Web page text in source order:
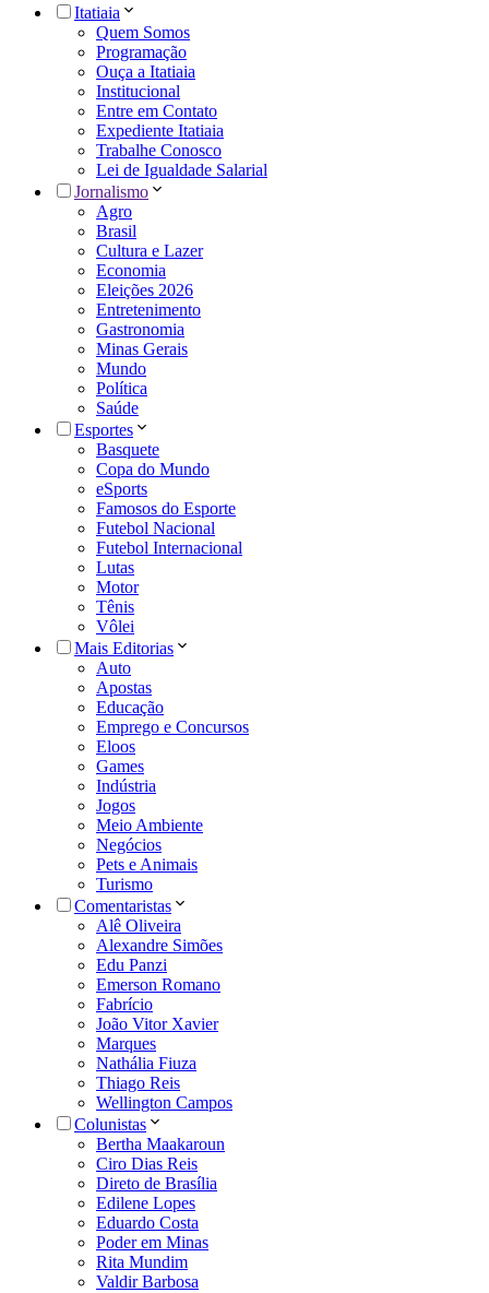
Itatiaia
Quem Somos
Programação
Ouça a Itatiaia
Institucional
Entre em Contato
Expediente Itatiaia
Trabalhe Conosco
Lei de Igualdade Salarial
Jornalismo
Agro
Brasil
Cultura e Lazer
Economia
Eleições 2026
Entretenimento
Gastronomia
Minas Gerais
Mundo
Política
Saúde
Esportes
Basquete
Copa do Mundo
eSports
Famosos do Esporte
Futebol Nacional
Futebol Internacional
Lutas
Motor
Tênis
Vôlei
Mais Editorias
Auto
Apostas
Educação
Emprego e Concursos
Eloos
Games
Indústria
Jogos
Meio Ambiente
Negócios
Pets e Animais
Turismo
Comentaristas
Alê Oliveira
Alexandre Simões
Edu Panzi
Emerson Romano
Fabrício
João Vitor Xavier
Marques
Nathália Fiuza
Thiago Reis
Wellington Campos
Colunistas
Bertha Maakaroun
Ciro Dias Reis
Direto de Brasília
Edilene Lopes
Eduardo Costa
Poder em Minas
Rita Mundim
Valdir Barbosa